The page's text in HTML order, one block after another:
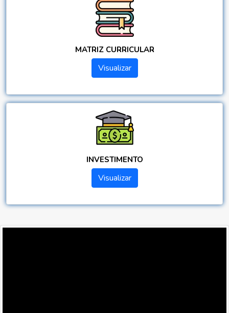
MATRIZ CURRICULAR
Visualizar
INVESTIMENTO
Visualizar